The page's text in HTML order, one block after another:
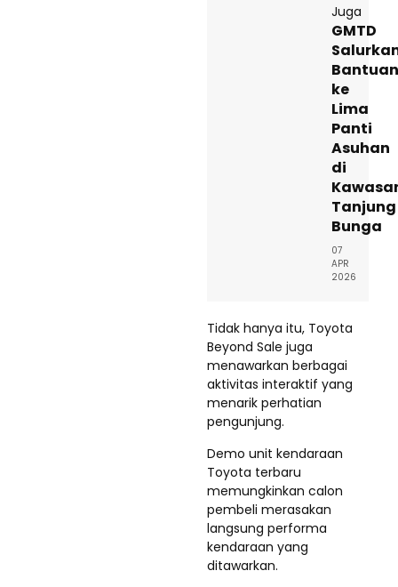
Juga
GMTD
Bantuan
ke
Lima
Panti
Asuhan
di
Tanjung
Bunga
07
APR
2026
Tidak hanya itu, Toyota
Beyond Sale juga
menawarkan berbagai
aktivitas interaktif yang
menarik perhatian
pengunjung.
Demo unit kendaraan
Toyota terbaru
memungkinkan calon
pembeli merasakan
langsung performa
kendaraan yang
ditawarkan.